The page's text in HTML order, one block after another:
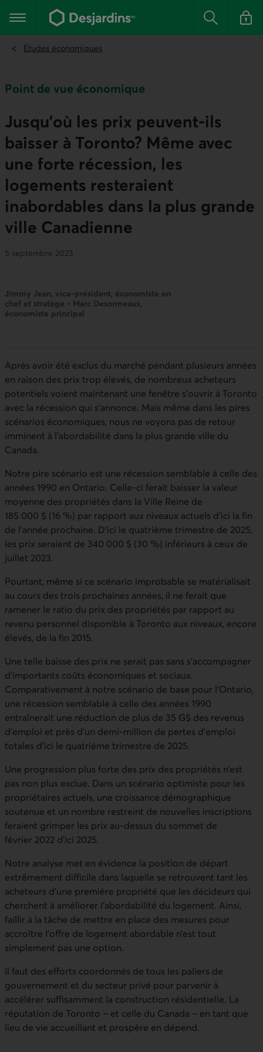
contenu
Menu principal Rechercher
Se
Études économiques
Point de vue économique
Jusqu’où les prix peuvent‑ils
baisser à Toronto? Même avec
une forte récession, les
logements resteraient
inabordables dans la plus grande
ville Canadienne
5 septembre 2023
Jimmy Jean, vice-président, économiste en
chef et stratège • Marc Desormeaux,
économiste principal
Après avoir été exclus du marché pendant plusieurs années
en raison des prix trop élevés, de nombreux acheteurs
potentiels voient maintenant une fenêtre s’ouvrir à Toronto
avec la récession qui s’annonce. Mais même dans les pires
scénarios économiques, nous ne voyons pas de retour
imminent à l’abordabilité dans la plus grande ville du
Canada.
Notre pire scénario est une récession semblable à celle des
années 1990 en Ontario. Celle‑ci ferait baisser la valeur
moyenne des propriétés dans la Ville Reine de
185 000 $ (16 %) par rapport aux niveaux actuels d’ici la fin
de l’année prochaine. D’ici le quatrième trimestre de 2025,
les prix seraient de 340 000 $ (30 %) inférieurs à ceux de
juillet 2023.
Pourtant, même si ce scénario improbable se matérialisait
au cours des trois prochaines années, il ne ferait que
ramener le ratio du prix des propriétés par rapport au
revenu personnel disponible à Toronto aux niveaux, encore
élevés, de la fin 2015.
Une telle baisse des prix ne serait pas sans s’accompagner
d’importants coûts économiques et sociaux.
Comparativement à notre scénario de base pour l’Ontario,
une récession semblable à celle des années 1990
entraînerait une réduction de plus de 35 G$ des revenus
d’emploi et près d’un demi‑million de pertes d’emploi
totales d’ici le quatrième trimestre de 2025.
Une progression plus forte des prix des propriétés n’est
pas non plus exclue. Dans un scénario optimiste pour les
propriétaires actuels, une croissance démographique
soutenue et un nombre restreint de nouvelles inscriptions
feraient grimper les prix au‑dessus du sommet de
février 2022 d’ici 2025.
Notre analyse met en évidence la position de départ
extrêmement difficile dans laquelle se retrouvent tant les
acheteurs d’une première propriété que les décideurs qui
cherchent à améliorer l’abordabilité du logement. Ainsi,
faillir à la tâche de mettre en place des mesures pour
accroître l’offre de logement abordable n’est tout
simplement pas une option.
Il faut des efforts coordonnés de tous les paliers de
gouvernement et du secteur privé pour parvenir à
accélérer suffisamment la construction résidentielle. La
réputation de Toronto – et celle du Canada – en tant que
lieu de vie accueillant et prospère en dépend.